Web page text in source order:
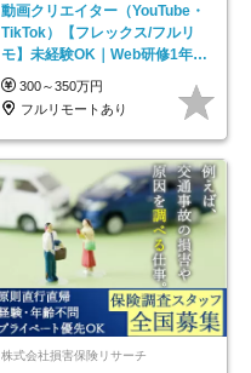
動画クリエイター（YouTube・
TikTok）【フレックス/フルリ
モ】未経験OK｜Web研修1年間
｜副業OK
300～350万円
フルリモートあり
株式会社損害保険リサーチ